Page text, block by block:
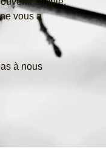
vous a
à nous